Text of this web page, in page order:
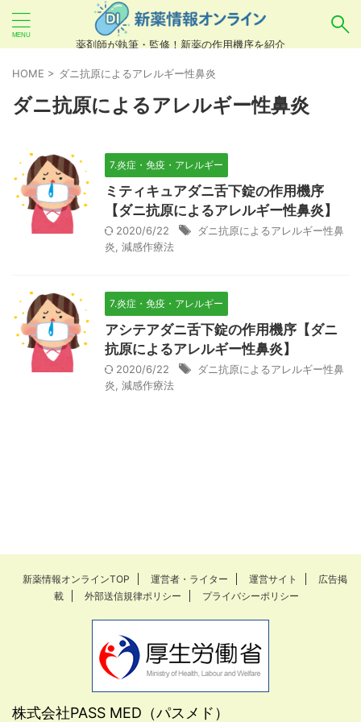
薬剤師が執筆・監修！新薬の作用機序を紹介
ていませんので、製品名・一般名・キーワードな
どをカタカナ
でご入力ください。
良い例：テセントリク
悪い例：てせんとりく テセンタリク
HOME > ダニ抗原によるアレルギー性鼻炎
ダニ抗原によるアレルギー性鼻炎
7.炎症・免疫・アレルギー
ミティキュアダニ舌下錠の作用機序
【ダニ抗原によるアレルギー性鼻炎】
2020/6/22
ダニ抗原によるアレルギー性鼻
炎 減感作療法
7.炎症・免疫・アレルギー
アシテアダニ舌下錠の作用機序【ダニ
抗原によるアレルギー性鼻炎】
2020/6/22
ダニ抗原によるアレルギー性鼻
炎 減感作療法
新薬情報オンラインTOP 運営者・ライター 運営サイト
広告掲
載
外部送信規律ポリシー プライバシーポリシー
株式会社PASS MED（パスメド）